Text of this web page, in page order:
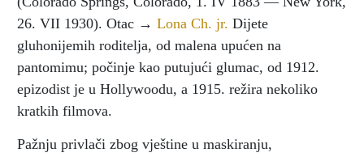
26. VII 1930). Otac → Lona Ch. jr. Dijete
gluhonijemih roditelja, od malena upućen na
pantomimu; počinje kao putujući glumac, od 1912.
epizodist je u Hollywoodu, a 1915. režira nekoliko
kratkih filmova.
Pažnju privlači zbog vještine u maskiranju,